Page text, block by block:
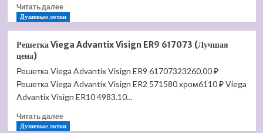
13000015
(Лучшая
цена)
Читать далееПрочитать
больше
Сливной
трап
Confluo
Standard
Tide
13000003
(Лучшая
Душевые лотки
Решетка Viega Advantix Visign ER9 617073 (Лучшая
цена)
Решетка Viega Advantix Visign ER9 61707323260.00 ₽
Решетка Viega Advantix Visign ER2 571580 хром6110 ₽ Viega
Advantix Visign ER10 4983.10...
Читать далееПрочитать
больше
Душевые лотки